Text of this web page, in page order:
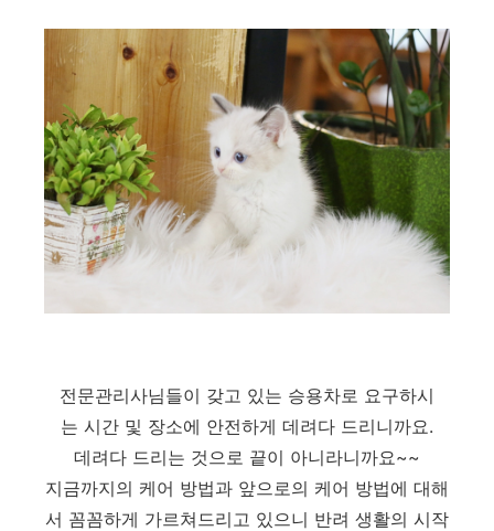
전문관리사님들이 갖고 있는 승용차로 요구하시
는 시간 및 장소에 안전하게 데려다 드리니까요.
데려다 드리는 것으로 끝이 아니라니까요~~
지금까지의 케어 방법과 앞으로의 케어 방법에 대해
서 꼼꼼하게 가르쳐드리고 있으니 반려 생활의 시작